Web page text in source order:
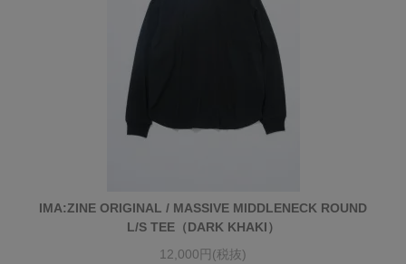
IMA:ZINE ORIGINAL / MASSIVE MIDDLENECK ROUND
L/S TEE（DARK KHAKI）
12,000円(税抜)